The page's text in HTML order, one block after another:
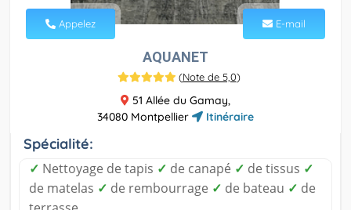
Appelez E-mail
AQUANET
(Note de 5,0)
51 Allée du Gamay,
34080 Montpellier
Itinéraire
Spécialité:
✓ Nettoyage de tapis ✓ de canapé ✓ de tissus ✓
de matelas ✓ de rembourrage ✓ de bateau ✓ de